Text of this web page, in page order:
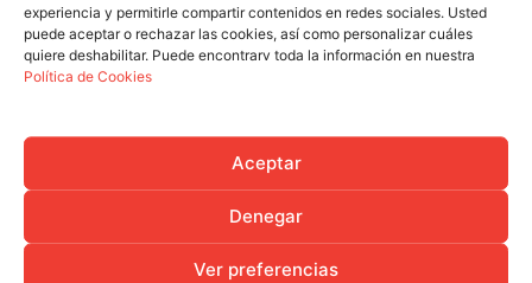
experiencia y permitirle compartir contenidos en redes sociales. Usted
puede aceptar o rechazar las cookies, así como personalizar cuáles
quiere deshabilitar. Puede encontrarv toda la información en nuestra
Política de Cookies
Aceptar
Denegar
Ver preferencias